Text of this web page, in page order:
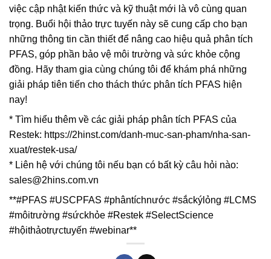
việc cập nhật kiến thức và kỹ thuật mới là vô cùng quan
trọng. Buổi hội thảo trực tuyến này sẽ cung cấp cho bạn
những thông tin cần thiết để nâng cao hiệu quả phân tích
PFAS, góp phần bảo vệ môi trường và sức khỏe cộng
đồng. Hãy tham gia cùng chúng tôi để khám phá những
giải pháp tiên tiến cho thách thức phân tích PFAS hiện
nay!
* Tìm hiểu thêm về các giải pháp phân tích PFAS của
Restek: https://2hinst.com/danh-muc-san-pham/nha-san-
xuat/restek-usa/
* Liên hệ với chúng tôi nếu bạn có bất kỳ câu hỏi nào:
sales@2hins.com.vn
**#PFAS #USCPFAS #phântíchnước #sắckýlỏng #LCMS
#môitrường #sứckhỏe #Restek #SelectScience
#hộithảotrựctuyến #webinar**